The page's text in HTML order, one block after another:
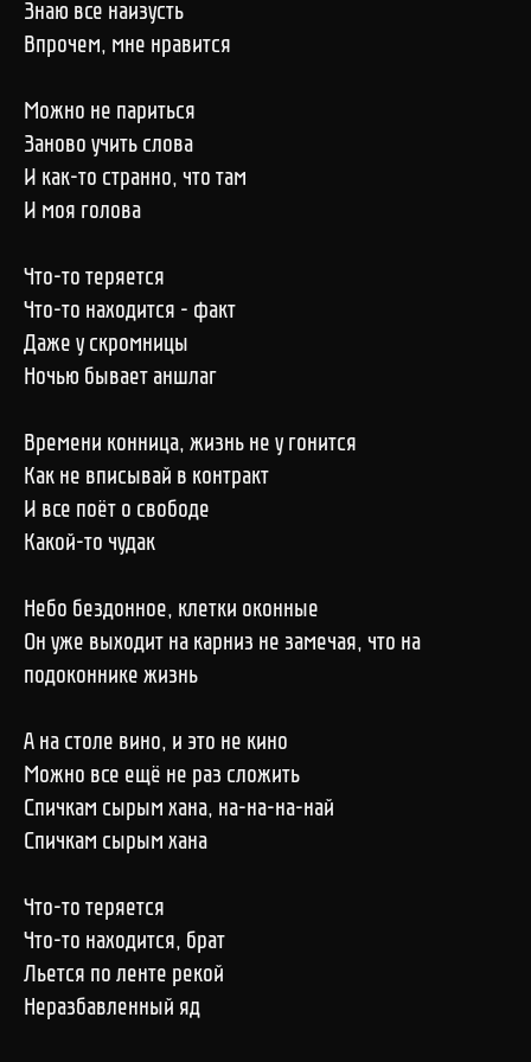
Знаю все наизусть
Впрочем, мне нравится
Можно не париться
Заново учить слова
И как-то странно, что там
И моя голова
Что-то теряется
Что-то находится - факт
Даже у скромницы
Ночью бывает аншлаг
Времени конница, жизнь не у гонится
Как не вписывай в контракт
И все поёт о свободе
Какой-то чудак
Небо бездонное, клетки оконные
Он уже выходит на карниз не замечая, что на
подоконнике жизнь
А на столе вино, и это не кино
Можно все ещё не раз сложить
Спичкам сырым хана, на-на-на-най
Спичкам сырым хана
Что-то теряется
Что-то находится, брат
Льется по ленте рекой
Неразбавленный яд